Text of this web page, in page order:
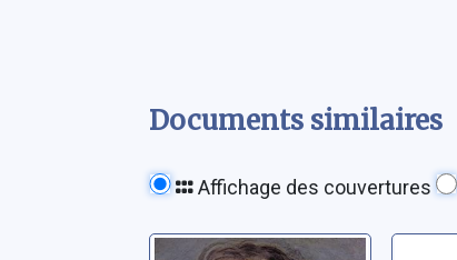
Documents similaires
Affichage des couvertures